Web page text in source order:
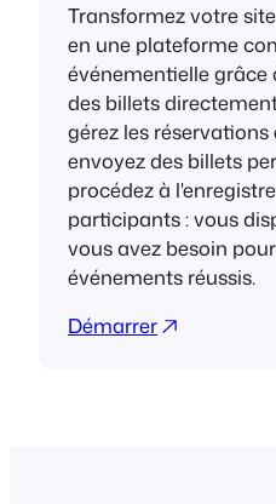
Transformez votre
en une plateforme
événementielle grâce
des billets
gérez les
envoyez des billets
procédez à
participants : vous
vous avez besoin
événements réussis.
Démarrer